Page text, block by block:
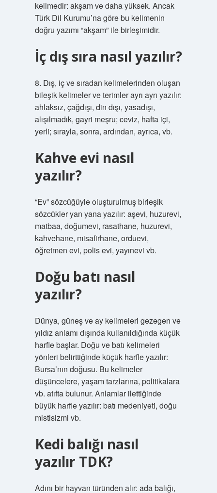
kelimedir: akşam ve daha yüksek. Ancak
Türk Dil Kurumu’na göre bu kelimenin
doğru yazımı “akşam” ile birleşimidir.
İç dış sıra nasıl yazılır?
8. Dış, iç ve sıradan kelimelerinden oluşan
bileşik kelimeler ve terimler ayrı ayrı yazılır:
ahlaksız, çağdışı, din dışı, yasadışı,
alışılmadık, gayri meşru; ceviz, hafta içi,
yerli; sırayla, sonra, ardından, ayrıca, vb.
Kahve evi nasıl
yazılır?
“Ev” sözcüğüyle oluşturulmuş birleşik
sözcükler yan yana yazılır: aşevi, huzurevi,
matbaa, doğumevi, rasathane, huzurevi,
kahvehane, misafirhane, orduevi,
öğretmen evi, polis evi, yayınevi vb.
Doğu batı nasıl
yazılır?
Dünya, güneş ve ay kelimeleri gezegen ve
yıldız anlamı dışında kullanıldığında küçük
harfle başlar. Doğu ve batı kelimeleri
yönleri belirttiğinde küçük harfle yazılır:
Bursa’nın doğusu. Bu kelimeler
düşüncelere, yaşam tarzlarına, politikalara
vb. atıfta bulunur. Anlamlar ilettiğinde
büyük harfle yazılır: batı medeniyeti, doğu
mistisizmi vb.
Kedi balığı nasıl
yazılır TDK?
Adını bir hayvan türünden alır: ada balığı,